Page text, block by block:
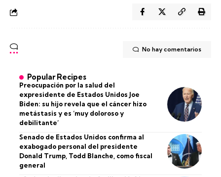
No hay comentarios
Popular Recipes
Preocupación por la salud del
expresidente de Estados Unidos Joe
Biden: su hijo revela que el cáncer hizo
metástasis y es ‘muy doloroso y
debilitante’
Senado de Estados Unidos confirma al
exabogado personal del presidente
Donald Trump, Todd Blanche, como fiscal
general